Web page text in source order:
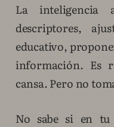
La inteligencia
descriptores,
educativo,
información. Es
cansa. Pero no
No sabe si en